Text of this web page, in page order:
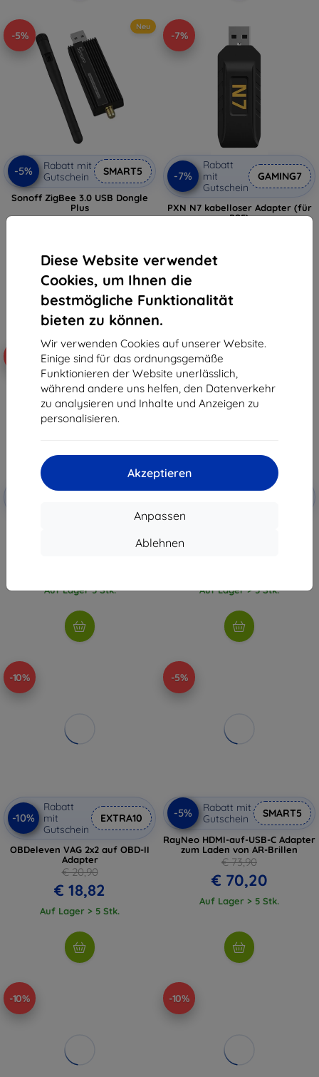
Diese Website verwendet
Cookies, um Ihnen die
bestmögliche Funktionalität
bieten zu können.
Wir verwenden Cookies auf unserer Website.
Einige sind für das ordnungsgemäße
Funktionieren der Website unerlässlich,
während andere uns helfen, den Datenverkehr
zu analysieren und Inhalte und Anzeigen zu
personalisieren.
Akzeptieren
Anpassen
Ablehnen
-5%
Neu
-5%
Rabatt mit
Gutschein
SMART5
Sonoff ZigBee 3.0 USB Dongle
Plus
€ 29,90
Auf Lager > 5 Stk.
-7%
-7%
Rabatt
mit
Gutschein
GAMING7
PXN N7 kabelloser Adapter (für
PS5)
Auf Lager > 5 Stk.
Rabatt
USB-C (EE-GN930BWEGWW)
Auf Lager 5 Stk.
-10%
Auf Lager > 5 Stk.
-10%
-10%
Rabatt
mit
Gutschein
EXTRA10
OBDeleven VAG 2x2 auf OBD-II
Adapter
€ 20,90
€ 18,82
Auf Lager > 5 Stk.
-5%
-5%
Rabatt mit
Gutschein
SMART5
RayNeo HDMI-auf-USB-C Adapter
zum Laden von AR-Brillen
€ 73,90
€ 70,20
Auf Lager > 5 Stk.
-10% -10%